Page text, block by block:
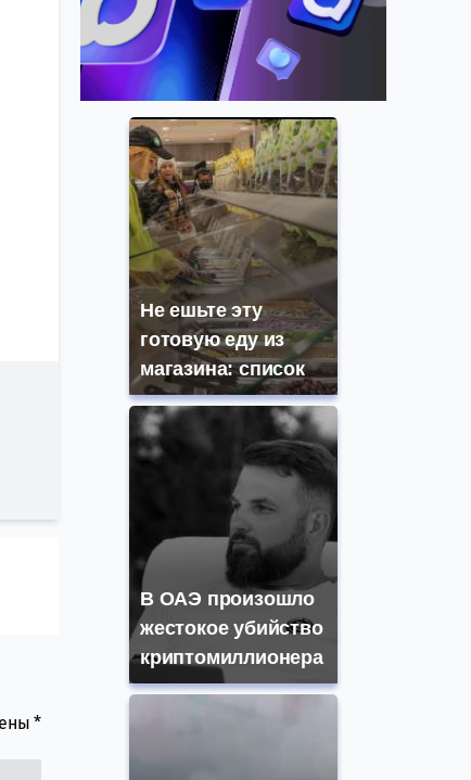
*
Не ешьте эту
готовую еду из
магазина: список
В ОАЭ произошло
жестокое убийство
криптомиллионера